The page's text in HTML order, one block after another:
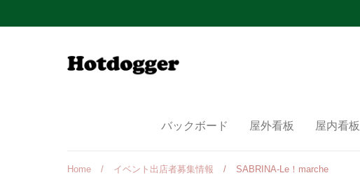
to
バックボード 屋外看板 屋内看板
Home / イベント出店者募集情報 / SABRINA-Le！marche